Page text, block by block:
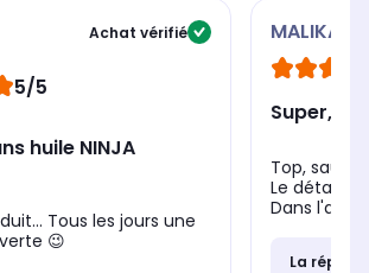
Achat vérifié
5/5
huile NINJA
Tous les jours une
😉
MALIKA
Super,
Top, sauf
Le détail
Dans
La